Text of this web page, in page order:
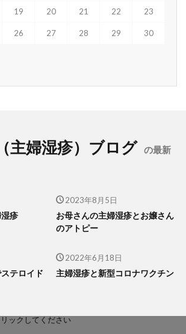
19 20 21 22 23
26 27 28 29 30
主婦湿疹）ブログ の最新
疹
2023年8月5日
お母さんの主婦湿疹とお嬢さん
のアトピー
テロイド
2022年6月18日
主婦湿疹と新型コロナワクチン